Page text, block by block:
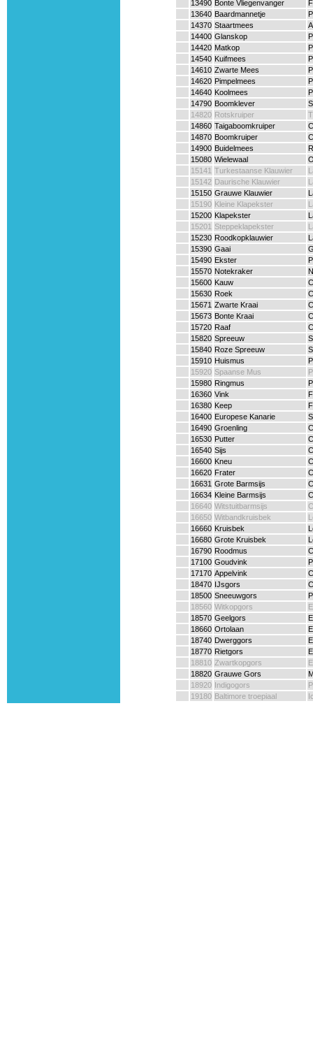
13490 Bonte Vliegenvanger
13640 Baardmannetje
14370 Staartmees
14400 Glanskop
14420 Matkop
14540 Kuifmees
14610 Zwarte Mees
14620 Pimpelmees
14640 Koolmees
14790 Boomklever
14820 Rotskruiper
14860 Taigaboomkruiper
14870 Boomkruiper
14900 Buidelmees
15080 Wielewaal
15141 Turkestaanse Klauwier
15142 Daurische Klauwier
15150 Grauwe Klauwier
15190 Kleine Klapekster
15200 Klapekster
15201 Steppeklapekster
15230 Roodkopklauwier
15390 Gaai
15490 Ekster
15570 Notekraker
15600 Kauw
15630 Roek
15671 Zwarte Kraai
15673 Bonte Kraai
15720 Raaf
15820 Spreeuw
15840 Roze Spreeuw
15910 Huismus
15920 Spaanse Mus
15980 Ringmus
16360 Vink
16380 Keep
16400 Europese Kanarie
16490 Groenling
16530 Putter
16540 Sijs
16600 Kneu
16620 Frater
16631 Grote Barmsijs
16634 Kleine Barmsijs
16640 Witstuitbarmsijs
16650 Witbandkruisbek
16660 Kruisbek
16680 Grote Kruisbek
16790 Roodmus
17100 Goudvink
17170 Appelvink
18470 IJsgors
18500 Sneeuwgors
18560 Witkopgors
18570 Geelgors
18660 Ortolaan
18740 Dwerggors
18770 Rietgors
18810 Zwartkopgors
18820 Grauwe Gors
18920 Indigogors
19180 Baltimore troepiaal